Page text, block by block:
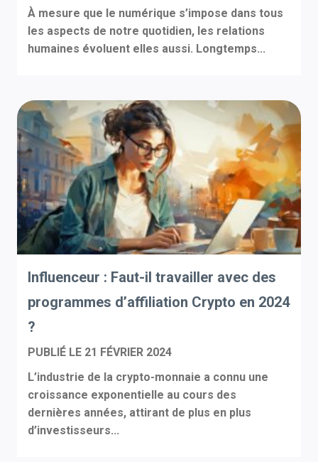
À mesure que le numérique s’impose dans tous
les aspects de notre quotidien, les relations
humaines évoluent elles aussi. Longtemps...
Influenceur : Faut-il travailler avec des
programmes d’affiliation Crypto en 2024
?
PUBLIÉ LE 21 FÉVRIER 2024
L’industrie de la crypto-monnaie a connu une
croissance exponentielle au cours des
dernières années, attirant de plus en plus
d’investisseurs...